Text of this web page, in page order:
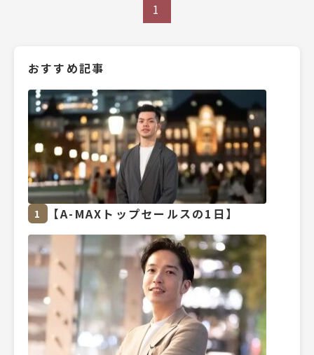
1
おすすめ記事
1 【A-MAXトップセールスの1日】